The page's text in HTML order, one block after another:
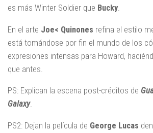
es más Winter Soldier que Bucky
En el arte Joe< Quinones refina el estilo
está tomándose por fin el mundo de los
expresiones intensas para Howard,
que antes.
PS: Explican la escena post-créditos de
Galaxy.
PS2: Dejan la película de George Lucas